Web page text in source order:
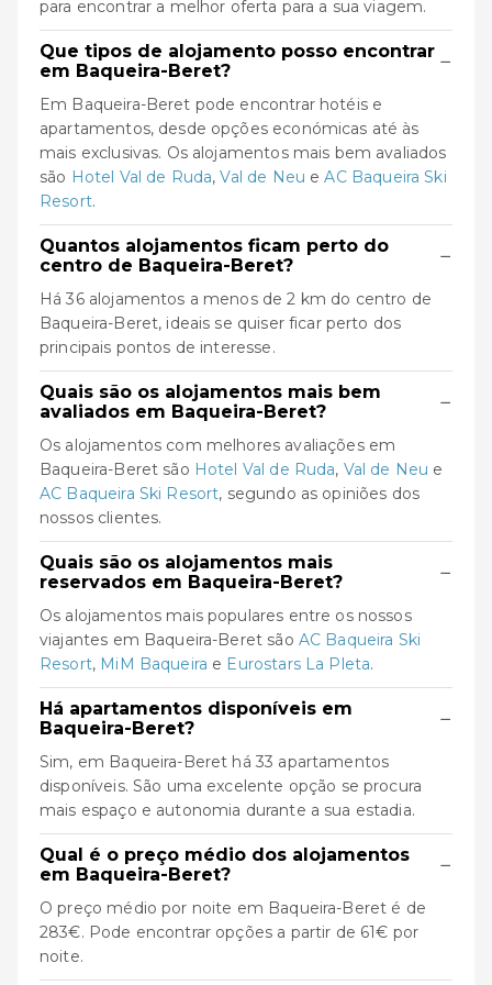
para encontrar a melhor oferta para a sua viagem.
Que tipos de alojamento posso encontrar
em Baqueira-Beret?
−
Em Baqueira-Beret pode encontrar hotéis e
apartamentos, desde opções económicas até às
mais exclusivas. Os alojamentos mais bem avaliados
são Hotel Val de Ruda,Val de Neu eAC Baqueira Ski
Resort.
Quantos alojamentos ficam perto do
centro de Baqueira-Beret?
−
Há 36 alojamentos a menos de 2 km do centro de
Baqueira-Beret, ideais se quiser ficar perto dos
principais pontos de interesse.
Quais são os alojamentos mais bem
avaliados em Baqueira-Beret?
−
Os alojamentos com melhores avaliações em
Baqueira-Beret são Hotel Val de Ruda, Val de Neu e
AC Baqueira Ski Resort, segundo as opiniões dos
nossos clientes.
Quais são os alojamentos mais
reservados em Baqueira-Beret?
−
Os alojamentos mais populares entre os nossos
viajantes em Baqueira-Beret são AC Baqueira Ski
Resort, MiM Baqueira e Eurostars La Pleta.
Há apartamentos disponíveis em
Baqueira-Beret?
−
Sim, em Baqueira-Beret há 33 apartamentos
disponíveis. São uma excelente opção se procura
mais espaço e autonomia durante a sua estadia.
Qual é o preço médio dos alojamentos
em Baqueira-Beret?
−
O preço médio por noite em Baqueira-Beret é de
283€. Pode encontrar opções a partir de 61€ por
noite.